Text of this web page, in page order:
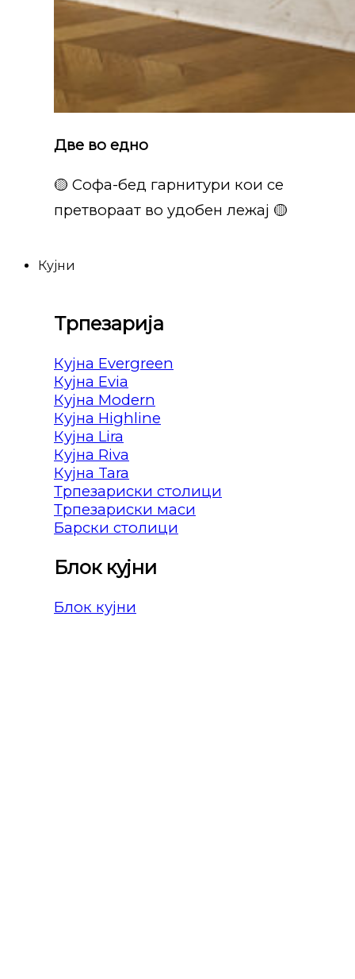
Две во едно
🟡 Софа-бед гарнитури кои се
претвораат во удобен лежај 🟡
Кујни
Трпезарија
Кујна Evergreen
Кујна Evia
Кујна Modern
Кујна Highline
Кујна Lira
Кујна Riva
Кујна Tara
Трпезариски столици
Трпезариски маси
Барски столици
Блок кујни
Блок кујни